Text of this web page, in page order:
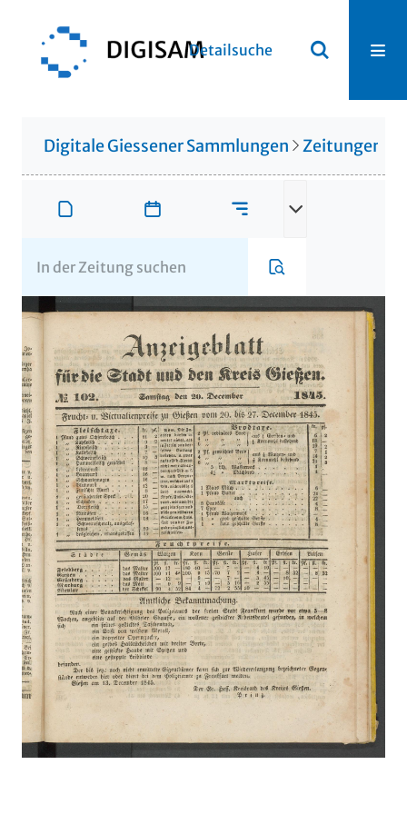
Detailsuche
Digitale Giessener Sammlungen Zeitungen